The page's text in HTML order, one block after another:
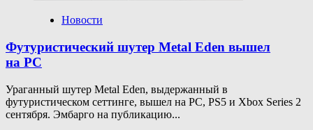
Новости
Футуристический шутер Metal Eden вышел
на PC
Ураганный шутер Metal Eden, выдержанный в
футуристическом сеттинге, вышел на PC, PS5 и Xbox Series 2
сентября. Эмбарго на публикацию...